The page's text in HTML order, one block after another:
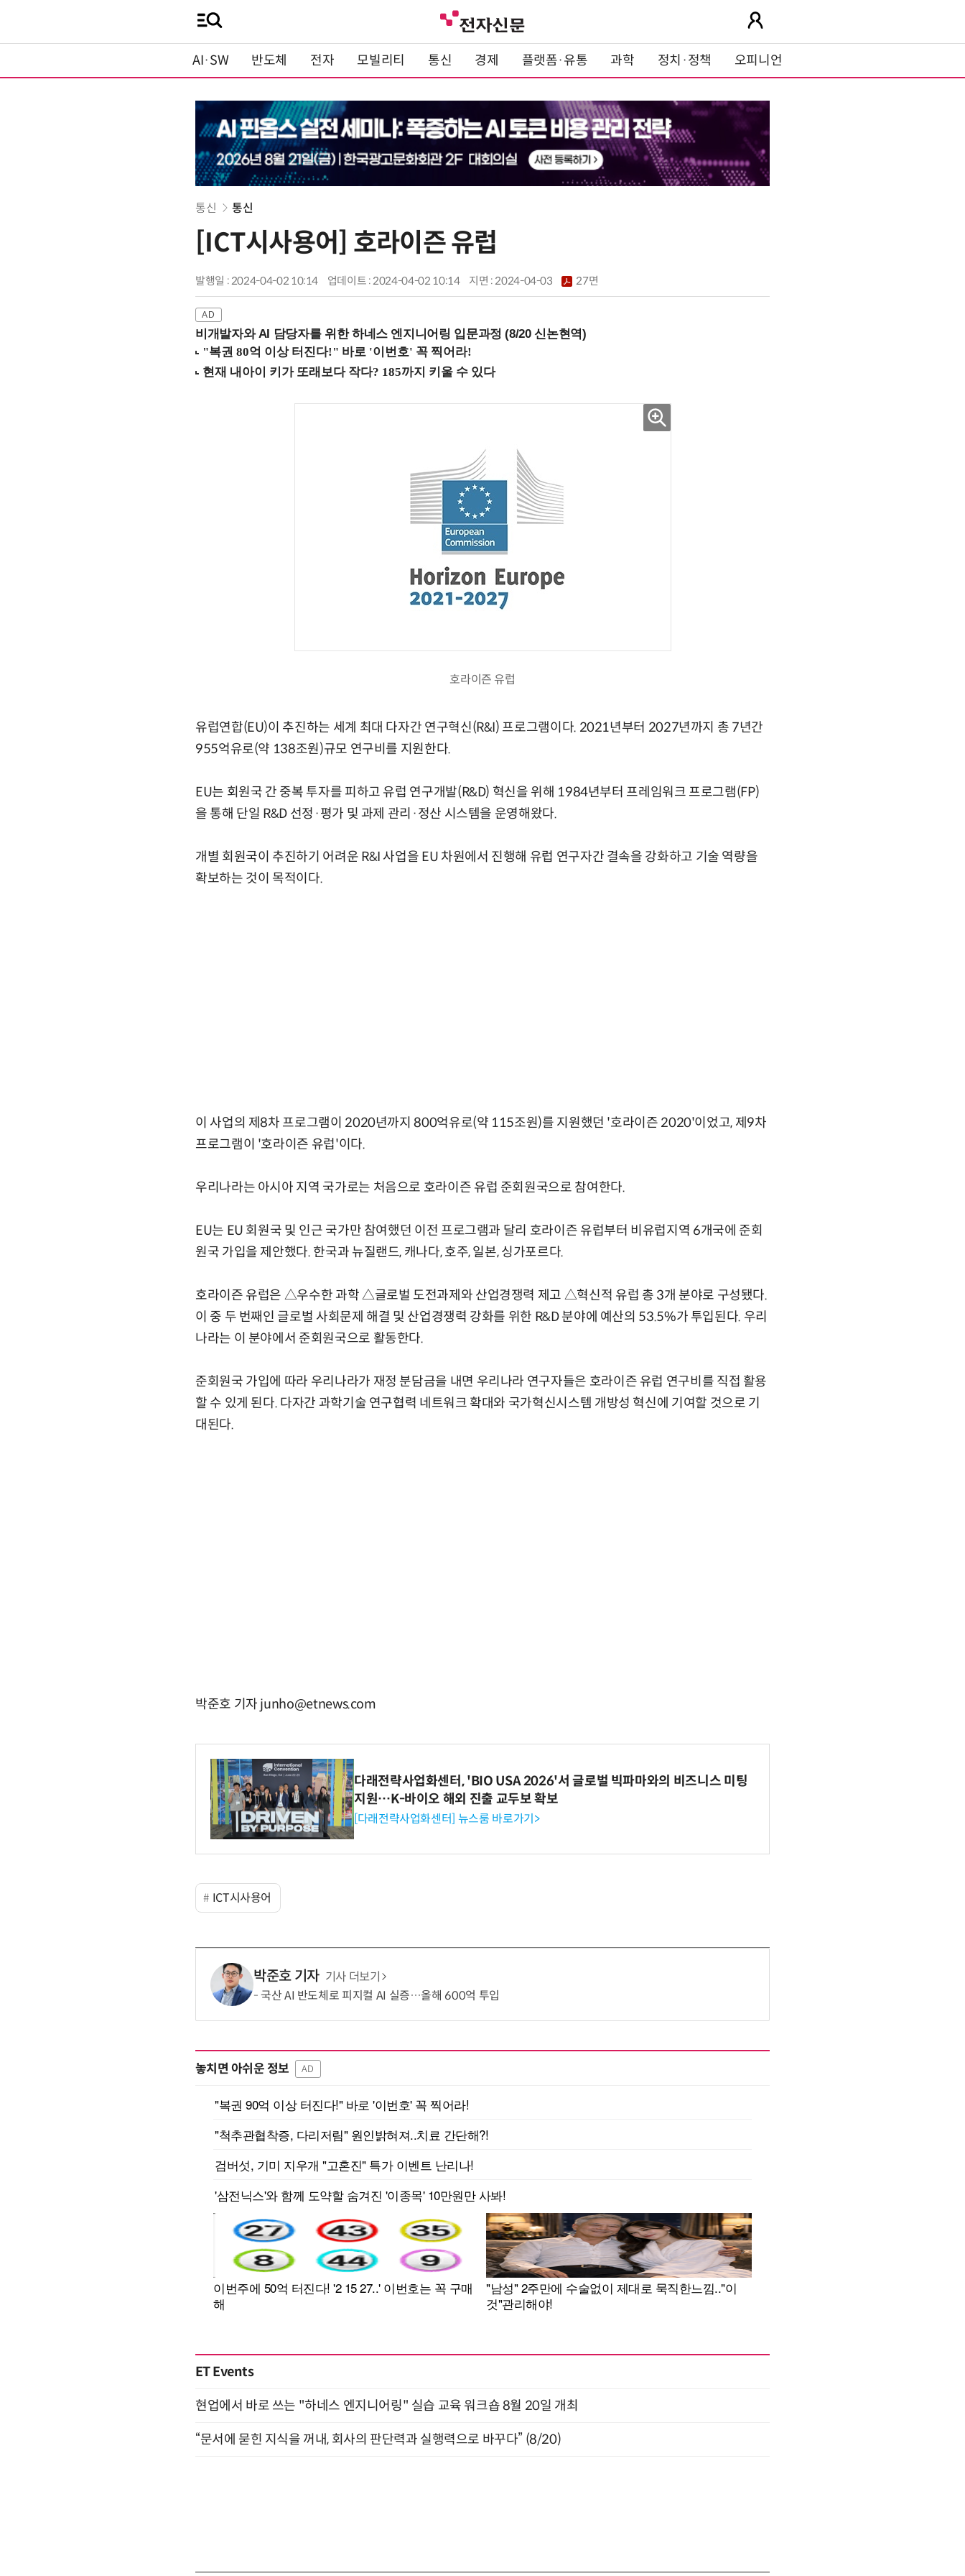
AI·SW 반도체 전자 모빌리티 통신 경제 플랫폼·유통 과학 정치·정책 오피니언
통신 통신
[ICT시사용어] 호라이즌 유럽
발행일 : 2024-04-02 10:14 업데이트 : 2024-04-02 10:14 지면 :2024-04-03 27면
비개발자와 AI 담당자를 위한 하네스 엔지니어링 입문과정 (8/20 신논현역)
호라이즌 유럽
유럽연합(EU)이 추진하는 세계 최대 다자간 연구혁신(R&I) 프로그램이다. 2021년부터 2027년까지 총 7년간
955억유로(약 138조원)규모 연구비를 지원한다.
EU는 회원국 간 중복 투자를 피하고 유럽 연구개발(R&D) 혁신을 위해 1984년부터 프레임워크 프로그램(FP)
을 통해 단일 R&D 선정·평가 및 과제 관리·정산 시스템을 운영해왔다.
개별 회원국이 추진하기 어려운 R&I 사업을 EU 차원에서 진행해 유럽 연구자간 결속을 강화하고 기술 역량을
확보하는 것이 목적이다.
이 사업의 제8차 프로그램이 2020년까지 800억유로(약 115조원)를 지원했던 '호라이즌 2020'이었고, 제9차
프로그램이 '호라이즌 유럽'이다.
우리나라는 아시아 지역 국가로는 처음으로 호라이즌 유럽 준회원국으로 참여한다.
EU는 EU 회원국 및 인근 국가만 참여했던 이전 프로그램과 달리 호라이즌 유럽부터 비유럽지역 6개국에 준회
원국 가입을 제안했다. 한국과 뉴질랜드, 캐나다, 호주, 일본, 싱가포르다.
호라이즌 유럽은 △우수한 과학 △글로벌 도전과제와 산업경쟁력 제고 △혁신적 유럽 총 3개 분야로 구성됐다.
이 중 두 번째인 글로벌 사회문제 해결 및 산업경쟁력 강화를 위한 R&D 분야에 예산의 53.5%가 투입된다. 우리
나라는 이 분야에서 준회원국으로 활동한다.
준회원국 가입에 따라 우리나라가 재정 분담금을 내면 우리나라 연구자들은 호라이즌 유럽 연구비를 직접 활용
할 수 있게 된다. 다자간 과학기술 연구협력 네트워크 확대와 국가혁신시스템 개방성 혁신에 기여할 것으로 기
대된다.
박준호 기자 junho@etnews.com
다래전략사업화센터, 'BIO USA 2026'서 글로벌 빅파마와의 비즈니스 미팅
지원…K-바이오 해외 진출 교두보 확보
[다래전략사업화센터] 뉴스룸 바로가기>
ICT시사용어
박준호 기자 기사 더보기
국산 AI 반도체로 피지컬 AI 실증…올해 600억 투입
놓치면 아쉬운 정보 AD
ET Events
현업에서 바로 쓰는 "하네스 엔지니어링" 실습 교육 워크숍 8월 20일 개최
“문서에 묻힌 지식을 꺼내, 회사의 판단력과 실행력으로 바꾸다” (8/20)